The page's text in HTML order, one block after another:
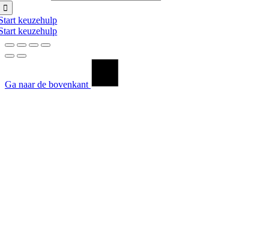
keuzehulp
keuzehulp
Ga naar de bovenkant